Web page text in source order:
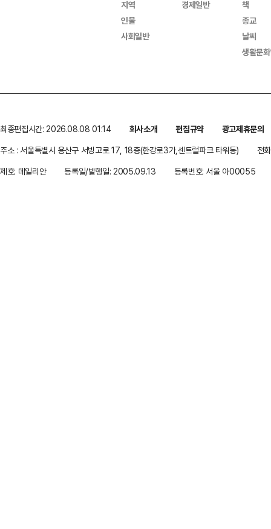
지역
인물
사회일반
경제일반
책
종교
날씨
생활문
최종편집시간: 2026.08.08 01:14 회사소개 편집규약
광고제휴문의
주소 : 서울특별시 용산구 서빙고로 17, 18층(한강로3가,센트럴파크 타워동)
전
제호: 데일리안
등록일/발행일: 2005.09.13 등록번호: 서울 아00055